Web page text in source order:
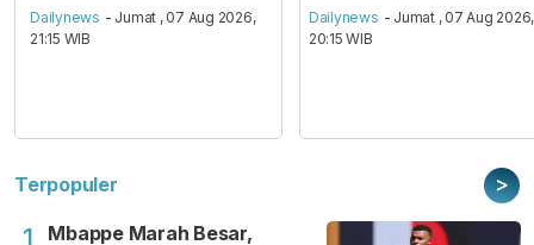
Dailynews - Jumat , 07 Aug 2026,
21:15 WIB
Dailynews - Jumat , 07 Aug 2026,
20:15 WIB
Terpopuler >
1
Mbappe Marah Besar,